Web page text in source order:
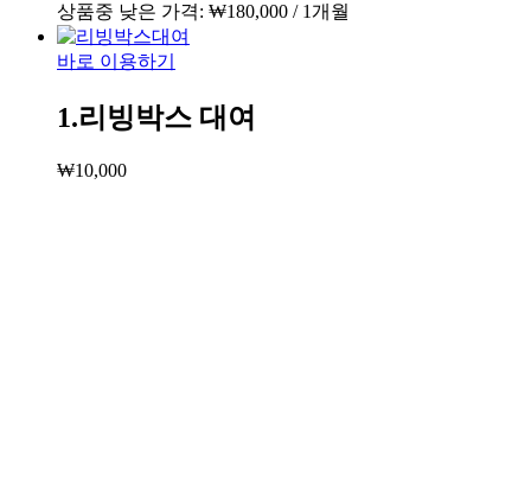
상품중 낮은 가격: ₩180,000 / 1개월
바로 이용하기
1.리빙박스 대여
₩10,000